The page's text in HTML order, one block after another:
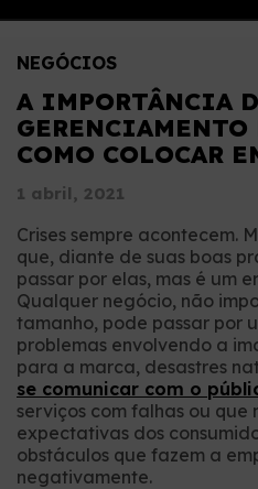
NEGÓCIOS
A IMPORTÂNCIA
GERENCIAMENTO
COMO COLOCAR
1 abril, 2021
Crises sempre acontecem.
que, diante de suas boas
passar por elas, mas é um
Qualquer negócio, não
tamanho, pode passar por
problemas envolvendo a
para a marca, desastres
se comunicar com o
serviços com falhas ou que
expectativas dos
obstáculos que fazem a
negativamente.